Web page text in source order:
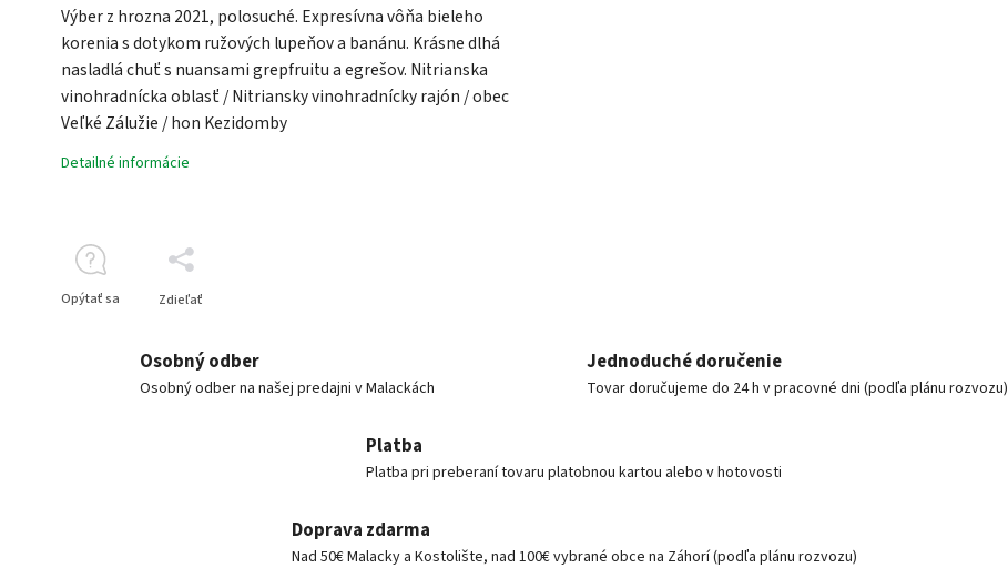
Výber z hrozna 2021, polosuché. Expresívna vôňa bieleho
korenia s dotykom ružových lupeňov a banánu. Krásne dlhá
nasladlá chuť s nuansami grepfruitu a egrešov. Nitrianska
vinohradnícka oblasť / Nitriansky vinohradnícky rajón / obec
Veľké Zálužie / hon Kezidomby
Detailné informácie
Opýtať sa Zdieľať
Osobný odber
Osobný odber na našej predajni v Malackách
Jednoduché doručenie
Tovar doručujeme do 24 h v pracovné dni (podľa plánu rozvozu)
Platba
Platba pri preberaní tovaru platobnou kartou alebo v hotovosti
Doprava zdarma
Nad 50€ Malacky a Kostolište, nad 100€ vybrané obce na Záhorí (podľa plánu rozvozu)